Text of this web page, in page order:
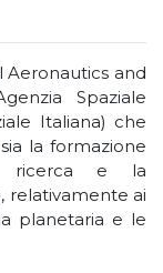
Aeronautics and
Spaziale
Italiana) che
la formazione
ricerca e la
relativamente ai
planetaria e le